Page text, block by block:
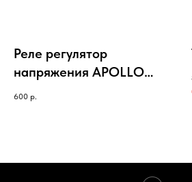
Реле регулятор
напряжения APOLLO
RFZ/RXF
600 р.